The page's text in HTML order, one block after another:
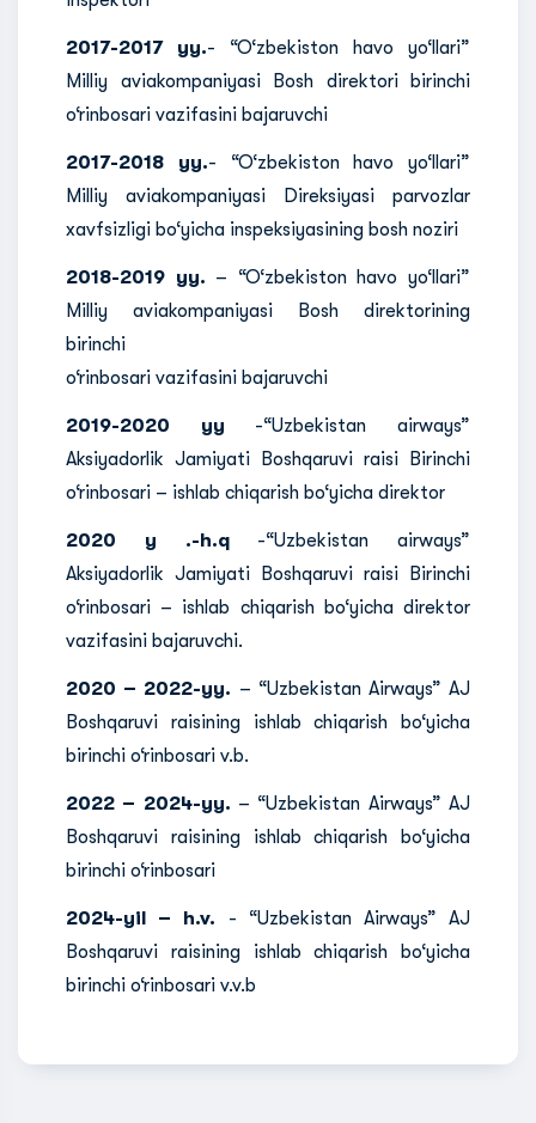
2017-2017 yy.- “O‘zbekiston havo yo‘llari”
Milliy aviakompaniyasi Bosh direktori birinchi
o‘rinbosari vazifasini bajaruvchi
2017-2018 yy.- “O‘zbekiston havo yo‘llari”
Milliy aviakompaniyasi Direksiyasi parvozlar
xavfsizligi bo‘yicha inspeksiyasining bosh noziri
2018-2019 yy. – “O‘zbekiston havo yo‘llari”
Milliy aviakompaniyasi Bosh direktorining
birinchi
o‘rinbosari vazifasini bajaruvchi
2019-2020 yy -“Uzbekistan airways”
Aksiyadorlik Jamiyati Boshqaruvi raisi Birinchi
o‘rinbosari – ishlab chiqarish bo‘yicha direktor
2020 y .-h.q-“Uzbekistan airways”
Aksiyadorlik Jamiyati Boshqaruvi raisi Birinchi
o‘rinbosari – ishlab chiqarish bo‘yicha direktor
vazifasini bajaruvchi.
2020 – 2022-yy. – “Uzbekistan Airways” AJ
Boshqaruvi raisining ishlab chiqarish bo‘yicha
birinchi o‘rinbosari v.b.
2022 – 2024-yy. – “Uzbekistan Airways” AJ
Boshqaruvi raisining ishlab chiqarish bo‘yicha
birinchi o‘rinbosari
2024-yil – h.v. - “Uzbekistan Airways” AJ
Boshqaruvi raisining ishlab chiqarish bo‘yicha
birinchi o‘rinbosari v.v.b